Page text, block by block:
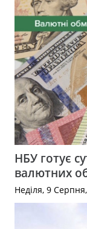
НБУ готує
валютних
Неділя, 9